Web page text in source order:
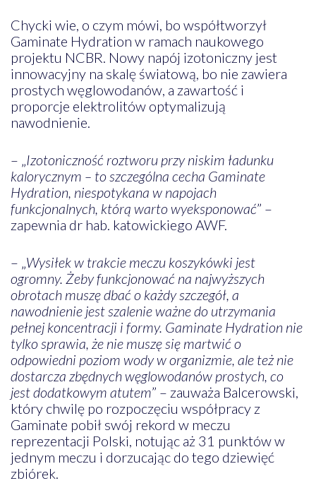
Chycki wie, o czym mówi, bo współtworzył
Gaminate Hydration w ramach naukowego
projektu NCBR. Nowy napój izotoniczny jest
innowacyjny na skalę światową, bo nie zawiera
prostych węglowodanów, a zawartość i
proporcje elektrolitów optymalizują
nawodnienie.
– „Izotoniczność roztworu przy niskim ładunku
kalorycznym – to szczególna cecha Gaminate
Hydration, niespotykana w napojach
funkcjonalnych, którą warto wyeksponować” –
zapewnia dr hab. katowickiego AWF.
– „Wysiłek w trakcie meczu koszykówki jest
ogromny. Żeby funkcjonować na najwyższych
obrotach muszę dbać o każdy szczegół, a
nawodnienie jest szalenie ważne do utrzymania
pełnej koncentracji i formy. Gaminate Hydration nie
tylko sprawia, że nie muszę się martwić o
odpowiedni poziom wody w organizmie, ale też nie
dostarcza zbędnych węglowodanów prostych, co
jest dodatkowym atutem” – zauważa Balcerowski,
który chwilę po rozpoczęciu współpracy z
Gaminate pobił swój rekord w meczu
reprezentacji Polski, notując aż 31 punktów w
jednym meczu i dorzucając do tego dziewięć
zbiórek.